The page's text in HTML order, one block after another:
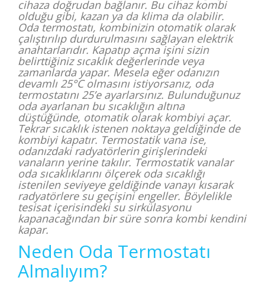
cihaza doğrudan bağlanır. Bu cihaz kombi
olduğu gibi, kazan ya da klima da olabilir.
Oda termostatı, kombinizin otomatik olarak
çalıştırılıp durdurulmasını sağlayan elektrik
anahtarlarıdır. Kapatıp açma işini sizin
belirttiğiniz sıcaklık değerlerinde veya
zamanlarda yapar. Mesela eğer odanızın
devamlı 25°C olmasını istiyorsanız, oda
termostatını 25’e ayarlarsınız. Bulunduğunuz
oda ayarlanan bu sıcaklığın altına
düştüğünde, otomatik olarak kombiyi açar.
Tekrar sıcaklık istenen noktaya geldiğinde de
kombiyi kapatır. Termostatik vana ise,
odanızdaki radyatörlerin girişlerindeki
vanaların yerine takılır. Termostatik vanalar
oda sıcaklıklarını ölçerek oda sıcaklığı
istenilen seviyeye geldiğinde vanayı kısarak
radyatörlere su geçişini engeller. Böylelikle
tesisat içerisindeki su sirkülasyonu
kapanacağından bir süre sonra kombi kendini
kapar.
Neden Oda Termostatı
Almalıyım?